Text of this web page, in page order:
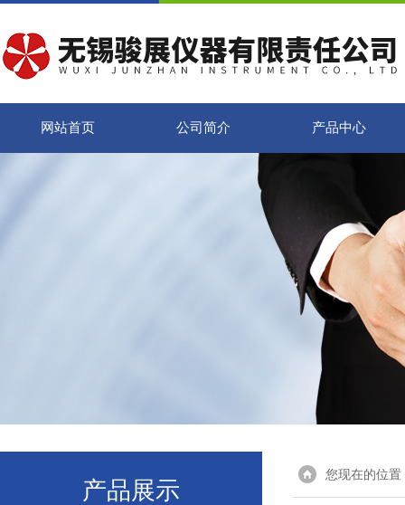
网站首页 公司简介 产品中心
产品展示
您现在的位置